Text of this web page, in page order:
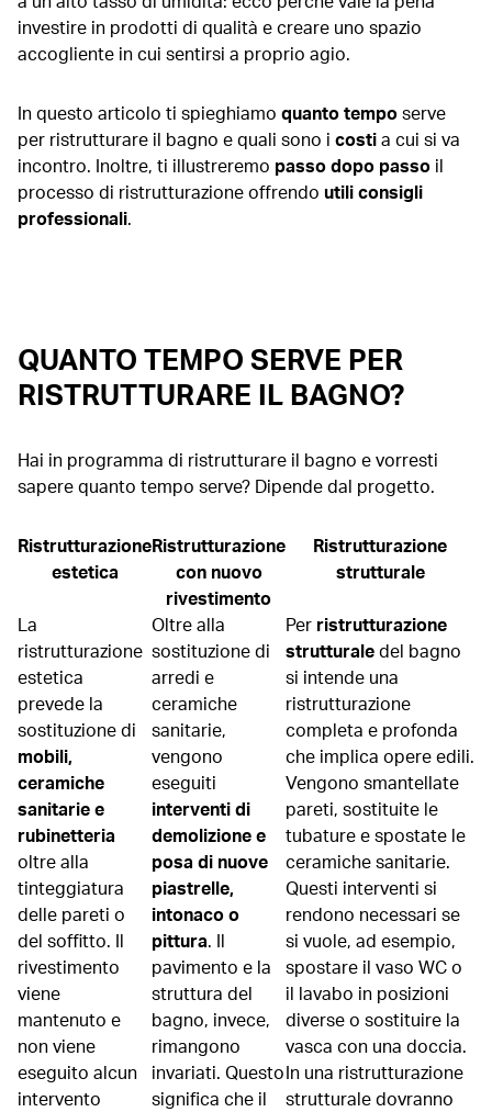
investire in prodotti di qualità e creare uno spazio
accogliente in cui sentirsi a proprio agio.
In questo articolo ti spieghiamo quanto temposerve
per ristrutturare il bagno e quali sono i costia cui si va
incontro. Inoltre, ti illustreremo passo dopo passo il
processo di ristrutturazione offrendo utili consigli
professionali.
QUANTO TEMPO SERVE PER
RISTRUTTURARE IL BAGNO?
Hai in programma di ristrutturare il bagno e vorresti
sapere quanto tempo serve? Dipende dal progetto.
Ristrutturazione
estetica
Ristrutturazione
con nuovo
rivestimento
Ristrutturazione
strutturale
La
ristrutturazione
estetica
prevede la
sostituzione di
mobili,
ceramiche
sanitarie e
rubinetteria
oltre alla
tinteggiatura
delle pareti o
del soffitto. Il
rivestimento
viene
mantenuto e
non viene
eseguito alcun
intervento
Oltre alla
sostituzione di
arredi e
ceramiche
sanitarie,
vengono
eseguiti
interventi di
demolizione e
posa di nuove
piastrelle,
intonaco o
pittura. Il
pavimento e la
struttura del
bagno, invece,
rimangono
invariati. Questo
significa che il
Per ristrutturazione
strutturaledel bagno
si intende una
ristrutturazione
completa e profonda
che implica opere edili.
Vengono smantellate
pareti, sostituite le
tubature e spostate le
ceramiche sanitarie.
Questi interventi si
rendono necessari se
si vuole, ad esempio,
spostare il vaso WC o
il lavabo in posizioni
diverse o sostituire la
vasca con una doccia.
In una ristrutturazione
strutturale dovranno